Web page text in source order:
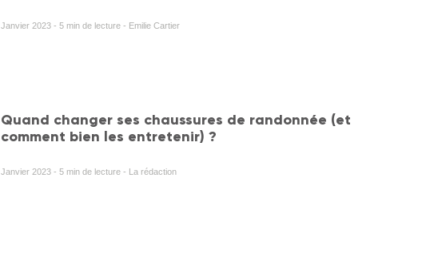
Janvier 2023 - 5 min de lecture - Emilie Cartier
Quand changer ses chaussures de randonnée (et
comment bien les entretenir) ?
Janvier 2023 - 5 min de lecture - La rédaction